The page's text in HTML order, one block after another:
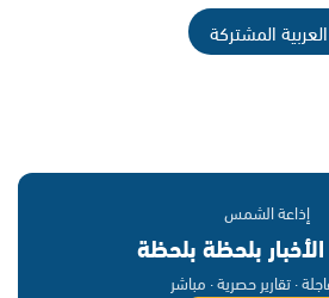
المشتركة
إذاعة الشمس
الأخبار بلحظة بلحظة
· تقارير حصرية · مباشر